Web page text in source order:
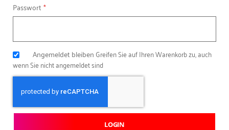
Passwort
Angemeldet bleiben Greifen Sie auf Ihren Warenkorb zu, auch
wenn Sie nicht angemeldet sind
LOGIN